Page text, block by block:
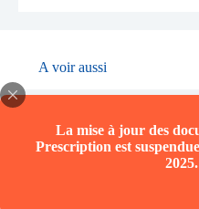
La mise à jour des
Prescription est
2025.
A voir aussi
Facteur IX de